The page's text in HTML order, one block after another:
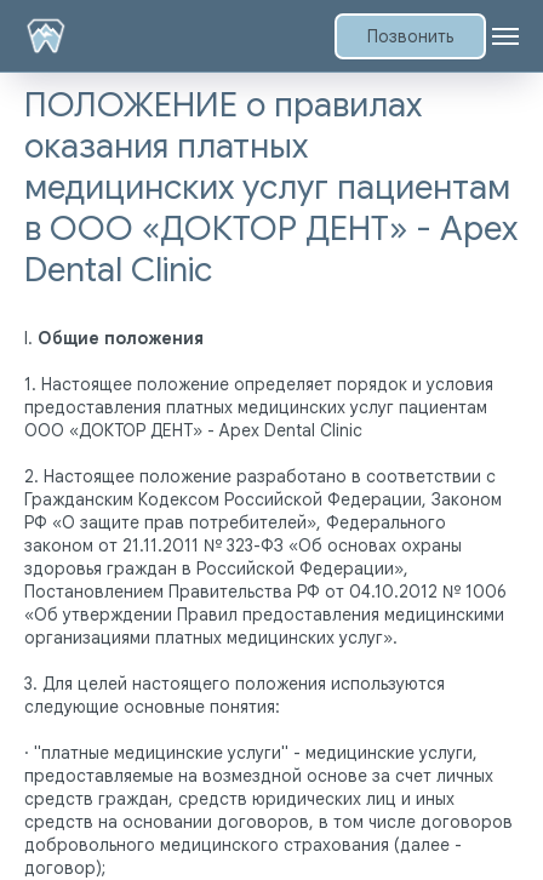
Позвонить
ПОЛОЖЕНИЕ о правилах
оказания платных
медицинских услуг пациентам
в ООО «ДОКТОР ДЕНТ» - Apex
Dental Clinic
I. Общие положения
1. Настоящее положение определяет порядок и условия
предоставления платных медицинских услуг пациентам
ООО «ДОКТОР ДЕНТ» - Apex Dental Clinic
2. Настоящее положение разработано в соответствии с
Гражданским Кодексом Российской Федерации, Законом
РФ «О защите прав потребителей», Федерального
законом от 21.11.2011 № 323-ФЗ «Об основах охраны
здоровья граждан в Российской Федерации»,
Постановлением Правительства РФ от 04.10.2012 № 1006
«Об утверждении Правил предоставления медицинскими
организациями платных медицинских услуг».
3. Для целей настоящего положения используются
следующие основные понятия:
· "платные медицинские услуги" - медицинские услуги,
предоставляемые на возмездной основе за счет личных
средств граждан, средств юридических лиц и иных
средств на основании договоров, в том числе договоров
добровольного медицинского страхования (далее -
договор);